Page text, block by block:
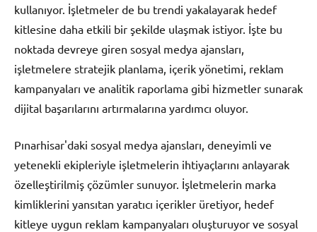
kullanıyor. İşletmeler de bu trendi yakalayarak hedef
kitlesine daha etkili bir şekilde ulaşmak istiyor. İşte bu
noktada devreye giren sosyal medya ajansları,
işletmelere stratejik planlama, içerik yönetimi, reklam
kampanyaları ve analitik raporlama gibi hizmetler sunarak
dijital başarılarını artırmalarına yardımcı oluyor.
Pınarhisar'daki sosyal medya ajansları, deneyimli ve
yetenekli ekipleriyle işletmelerin ihtiyaçlarını anlayarak
özelleştirilmiş çözümler sunuyor. İşletmelerin marka
kimliklerini yansıtan yaratıcı içerikler üretiyor, hedef
kitleye uygun reklam kampanyaları oluşturuyor ve sosyal